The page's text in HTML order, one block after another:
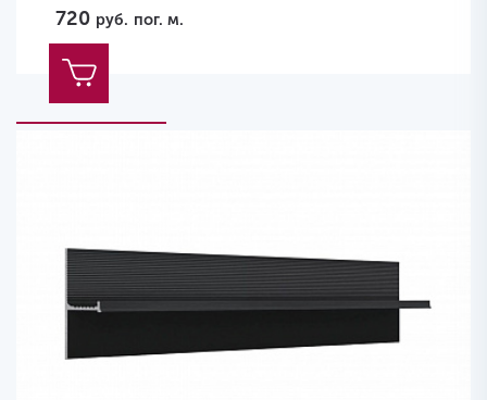
720 руб. пог. м.